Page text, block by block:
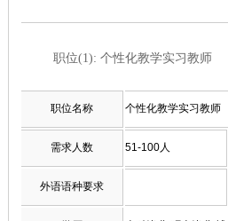
职位(1): 个性化教学实习教师
职位名称 个性化教学实习教师
需求人数 51-100人
外语语种要求